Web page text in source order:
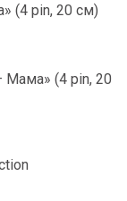
(4 pin, 20 см)
(4 pin, 20